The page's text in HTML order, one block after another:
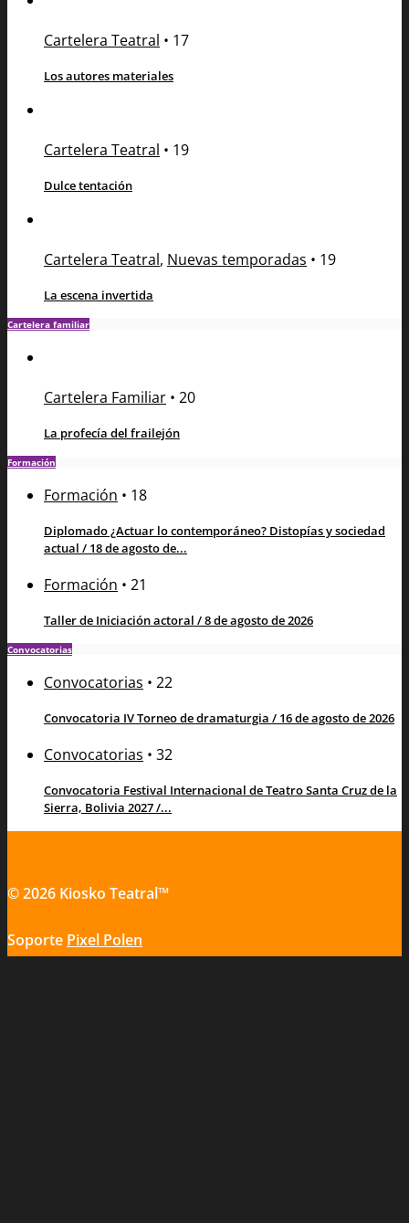
Cartelera Teatral • 17
Los autores materiales
Cartelera Teatral • 19
Dulce tentación
Cartelera Teatral, Nuevas temporadas • 19
La escena invertida
Cartelera familiar
Cartelera Familiar • 20
La profecía del frailejón
Formación
Formación • 18
Diplomado ¿Actuar lo contemporáneo? Distopías y sociedad
actual / 18 de agosto de...
Formación • 21
Taller de Iniciación actoral / 8 de agosto de 2026
Convocatorias
Convocatorias • 22
Convocatoria IV Torneo de dramaturgia / 16 de agosto de 2026
Convocatorias • 32
Convocatoria Festival Internacional de Teatro Santa Cruz de la
Sierra, Bolivia 2027 /...
© 2026 Kiosko Teatral™
Soporte Pixel Polen